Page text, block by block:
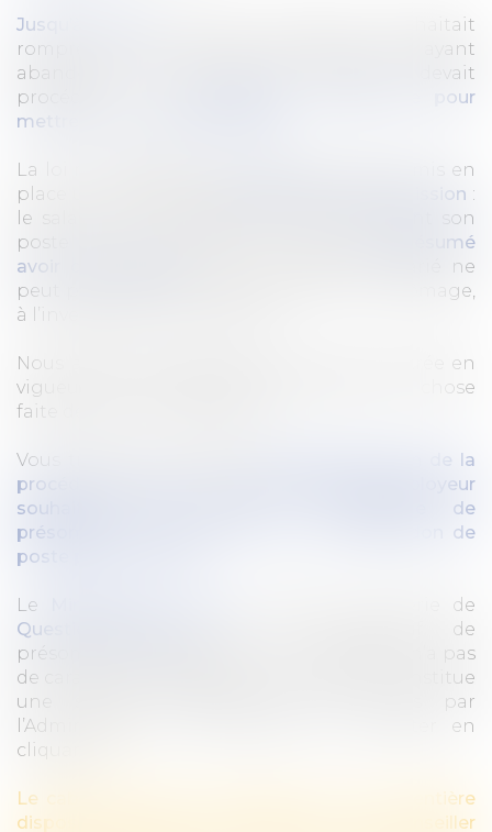
Jusqu’à présent
, lorsqu’un employeur souhaitait
rompre le contrat de travail d’un salarié ayant
abandonné son poste de travail, il devait
procéder à son
licenciement disciplinaire pour
mettre fin au contrat de travail
La loi n° 2022-1598 du 21 décembre 2022 a mis en
place un dispositif de
présomption de démission :
le salarié qui a abandonné volontairement son
poste et ne reprend pas le travail
est présumé
avoir démissionné
. Dans ce cadre, le salarié ne
peut pas prétendre aux indemnités de chômage,
à l’inverse d’un licenciement.
Nous attendions des précisions pour l’entrée en
vigueur de ce dispositif, c’est désormais chose
faite depuis le 19 avril dernier.
Vous trouverez ci-dessous
une présentation de la
procédure devant être respectée par l'employeur
souhaitant faire jouer le mécanisme de
présomption de démission en cas d'abandon de
poste par un salarié
Le
a diffusé une série de
Questions-réponses
sur ce dispositif de
présomption de démission. Ce document n’a pas
de caractère impératif ou normatif mais constitue
une simple interprétation des textes par
l’Administration. Vous pouvez le consulter en
cliquant
Le cabinet DUHAUT AVOCATS est à votre entière
disposition pour vous assister et vous conseiller